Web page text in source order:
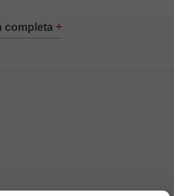
desechables